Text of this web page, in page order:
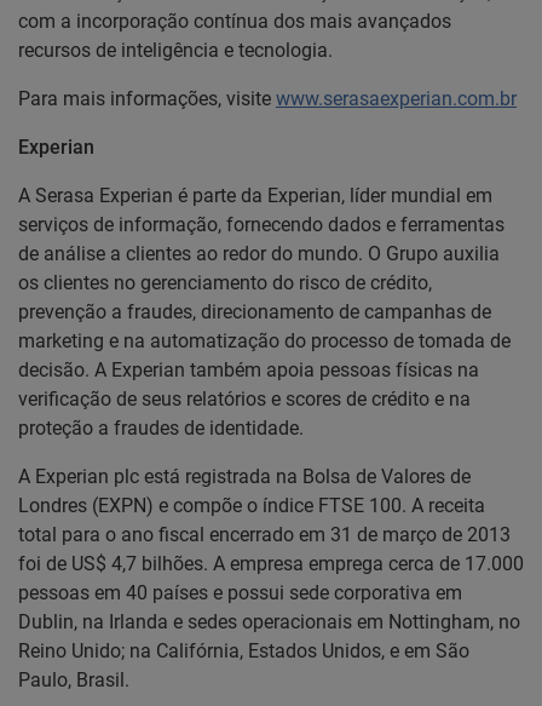
com a incorporação contínua dos mais avançados
recursos de inteligência e tecnologia.
Para mais informações, visite www.serasaexperian.com.br
Experian
A Serasa Experian é parte da Experian, líder mundial em
serviços de informação, fornecendo dados e ferramentas
de análise a clientes ao redor do mundo. O Grupo auxilia
os clientes no gerenciamento do risco de crédito,
prevenção a fraudes, direcionamento de campanhas de
marketing e na automatização do processo de tomada de
decisão. A Experian também apoia pessoas físicas na
verificação de seus relatórios e scores de crédito e na
proteção a fraudes de identidade.
A Experian plc está registrada na Bolsa de Valores de
Londres (EXPN) e compõe o índice FTSE 100. A receita
total para o ano fiscal encerrado em 31 de março de 2013
foi de US$ 4,7 bilhões. A empresa emprega cerca de 17.000
pessoas em 40 países e possui sede corporativa em
Dublin, na Irlanda e sedes operacionais em Nottingham, no
Reino Unido; na Califórnia, Estados Unidos, e em São
Paulo, Brasil.